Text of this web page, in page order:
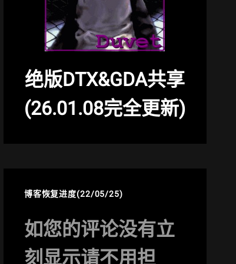
绝版DTX&GDA共享
(26.01.08完全更新)
博客恢复进度(22/05/25)
如您的评论没有立
刻显示请不用担